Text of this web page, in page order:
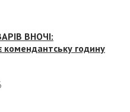
ВНОЧІ:
годину